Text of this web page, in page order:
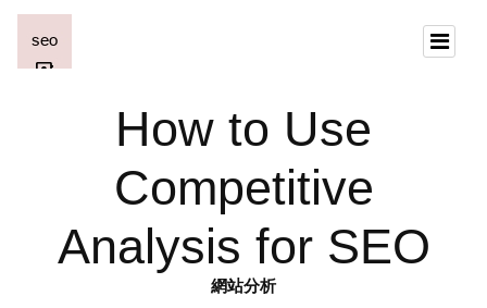
How to Use
Competitive
Analysis for SEO
網站分析